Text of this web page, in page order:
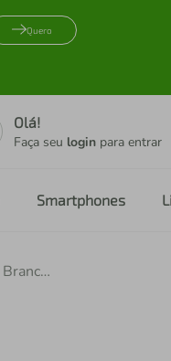
Quero
Olá!
Faça seu login para entrar
Smartphones
Balcão de Cozinha 80 cm 2 Portas (Sem Tampo) Branco/Preto Lux Madesa